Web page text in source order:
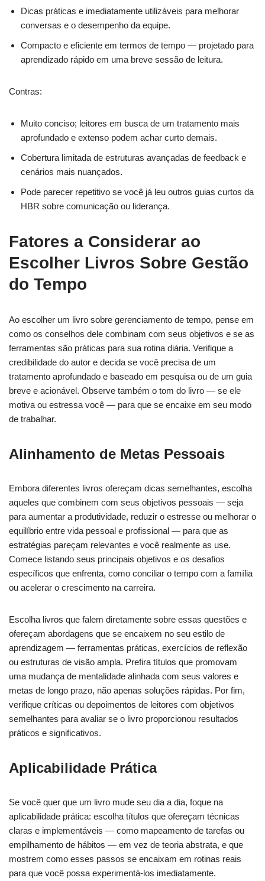
Dicas práticas e imediatamente utilizáveis para melhorar
conversas e o desempenho da equipe.
Compacto e eficiente em termos de tempo — projetado para
aprendizado rápido em uma breve sessão de leitura.
Contras:
Muito conciso; leitores em busca de um tratamento mais
aprofundado e extenso podem achar curto demais.
Cobertura limitada de estruturas avançadas de feedback e
cenários mais nuançados.
Pode parecer repetitivo se você já leu outros guias curtos da
HBR sobre comunicação ou liderança.
Fatores a Considerar ao
Escolher Livros Sobre Gestão
do Tempo
Ao escolher um livro sobre gerenciamento de tempo, pense em
como os conselhos dele combinam com seus objetivos e se as
ferramentas são práticas para sua rotina diária. Verifique a
credibilidade do autor e decida se você precisa de um
tratamento aprofundado e baseado em pesquisa ou de um guia
breve e acionável. Observe também o tom do livro — se ele
motiva ou estressa você — para que se encaixe em seu modo
de trabalhar.
Alinhamento de Metas Pessoais
Embora diferentes livros ofereçam dicas semelhantes, escolha
aqueles que combinem com seus objetivos pessoais — seja
para aumentar a produtividade, reduzir o estresse ou melhorar o
equilíbrio entre vida pessoal e profissional — para que as
estratégias pareçam relevantes e você realmente as use.
Comece listando seus principais objetivos e os desafios
específicos que enfrenta, como conciliar o tempo com a família
ou acelerar o crescimento na carreira.
Escolha livros que falem diretamente sobre essas questões e
ofereçam abordagens que se encaixem no seu estilo de
aprendizagem — ferramentas práticas, exercícios de reflexão
ou estruturas de visão ampla. Prefira títulos que promovam
uma mudança de mentalidade alinhada com seus valores e
metas de longo prazo, não apenas soluções rápidas. Por fim,
verifique críticas ou depoimentos de leitores com objetivos
semelhantes para avaliar se o livro proporcionou resultados
práticos e significativos.
Aplicabilidade Prática
Se você quer que um livro mude seu dia a dia, foque na
aplicabilidade prática: escolha títulos que ofereçam técnicas
claras e implementáveis — como mapeamento de tarefas ou
empilhamento de hábitos — em vez de teoria abstrata, e que
mostrem como esses passos se encaixam em rotinas reais
para que você possa experimentá-los imediatamente.